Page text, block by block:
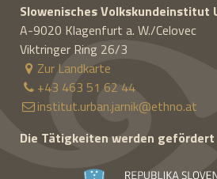
Slowenisches Volkskundeinstitut
A-9020 Klagenfurt a. W./Celovec
Viktringer Ring 26/3
Zur Landkarte
+43 463 51 62 44
institut.urban.jarnik@ethno.at
Die Tätigkeiten werden gefördert